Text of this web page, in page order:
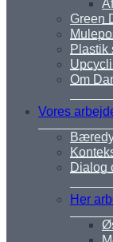
Green
Plastik
Om
Vores
Dialog
Her